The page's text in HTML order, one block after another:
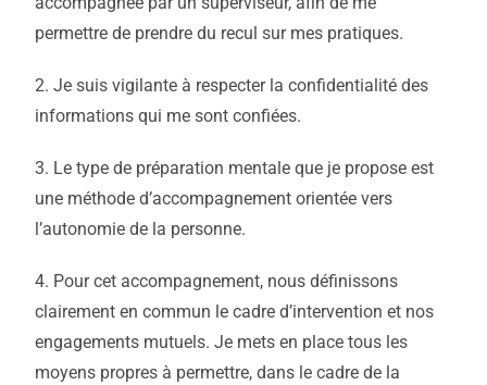
permettre de prendre du recul sur mes pratiques.
2. Je suis vigilante à respecter la confidentialité des
informations qui me sont confiées.
3. Le type de préparation mentale que je propose est
une méthode d’accompagnement orientée vers
l’autonomie de la personne.
4. Pour cet accompagnement, nous définissons
clairement en commun le cadre d’intervention et nos
engagements mutuels. Je mets en place tous les
moyens propres à permettre, dans le cadre de la